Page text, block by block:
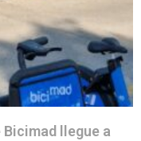
Bicimad llegue a